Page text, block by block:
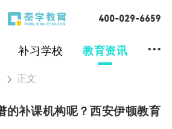
补习学校 教育资讯 ...
正文
的补课机构呢？西安伊顿教育